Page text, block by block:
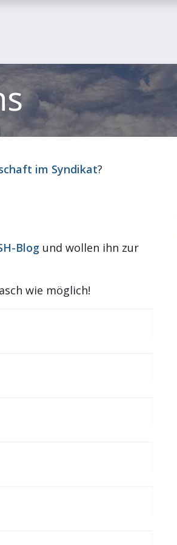
im Syndikat?
Blog und wollen ihn zur
wie möglich!